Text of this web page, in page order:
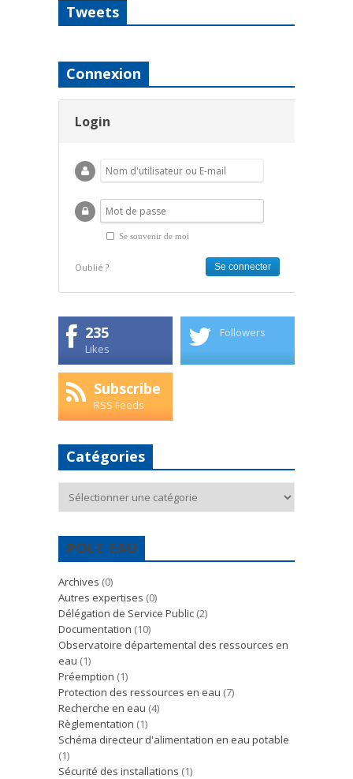
Tweets
Connexion
Login
Se souvenir de moi
Oublié ?
235
Likes
Followers
Subscribe
RSS Feeds
Catégories
POLE EAU
Archives (0)
Autres expertises (0)
Délégation de Service Public (2)
Documentation (10)
Observatoire départemental des ressources en
eau (1)
Préemption (1)
Protection des ressources en eau (7)
Recherche en eau (4)
Règlementation (1)
Schéma directeur d'alimentation en eau potable
(1)
Sécurité des installations (1)